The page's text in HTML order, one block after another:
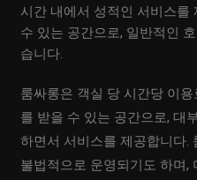
시간 내에서 성적인 서비스를
수 있는 공간으로, 일반적인
습니다.
룸싸롱은 객실 당 시간당 이
를 받을 수 있는 공간으로, 대
하면서 서비스를 제공합니다.
불법적으로 운영되기도 하며,